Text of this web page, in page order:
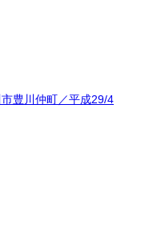
豊川仲町／平成29/4